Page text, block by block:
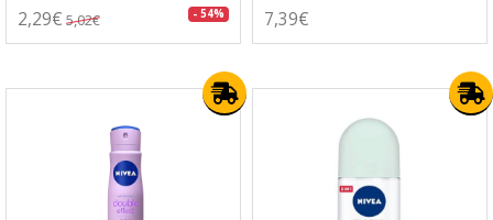
2,29€ 5,02€ - 54% 7,39€